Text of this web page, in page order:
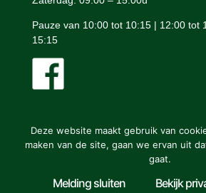
Pauze van 10:00 tot 10:15 | 12:00 tot
15:15
Vermeulen
Deze website maakt gebruik van
maken van de site, gaan we ervan uit
gaat.
Melding sluiten Bekijk